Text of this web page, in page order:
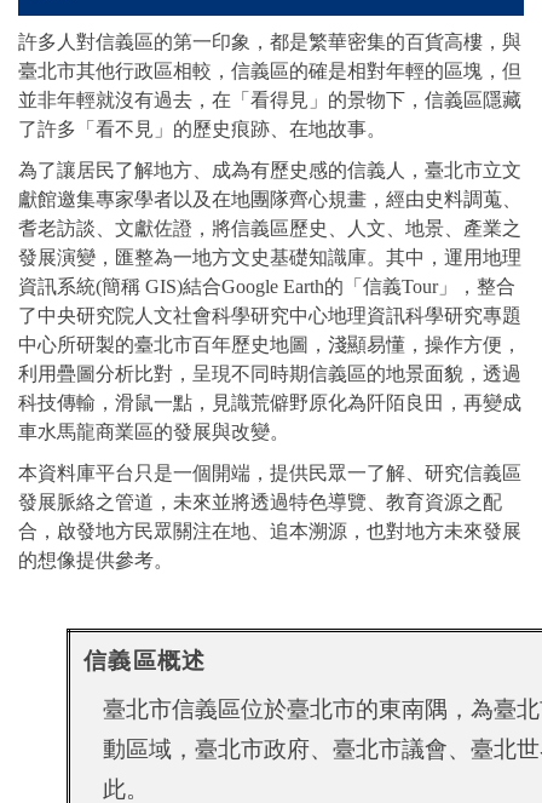
許多人對信義區的第一印象，都是繁華密集的百貨高樓，與
臺北市其他行政區相較，信義區的確是相對年輕的區塊，但
並非年輕就沒有過去，在「看得見」的景物下，信義區隱藏
了許多「看不見」的歷史痕跡、在地故事。
為了讓居民了解地方、成為有歷史感的信義人，臺北市立文
獻館邀集專家學者以及在地團隊齊心規畫，經由史料調蒐、
耆老訪談、文獻佐證，將信義區歷史、人文、地景、產業之
發展演變 ，匯整為一地方文史基礎知識庫。其中，運用地理
資訊系統(簡稱 GIS)結合Google Earth的「 信義Tour」，整合
了中央研究院人文社會科學研究中心地理資訊科學研究專題
中心所研製的臺北市百年歷史地圖，淺顯易懂，操作方便，
利用疊圖分析比對，呈現不同時期信義區的地景面貌，透過
科技傳輸，滑鼠一點，見識荒僻野原化為阡陌良田，再變成
車水馬龍商業區的發展與改變。
本資料庫平台只是一個開端，提供民眾一了解、研究信義區
發展脈絡之管道，未來並將透過特色導覽、教育資源之配
合，啟發地方民眾關注在地、追本溯源，也對地方未來發展
的想像提供參考。
信義區概述
臺北市信義區位於臺北市的東南隅，為臺
動區域，臺北市政府、臺北市議會、臺北
此。